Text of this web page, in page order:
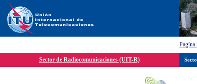
Pagína
Sector de Radiocomunicaciones (UIT-R)